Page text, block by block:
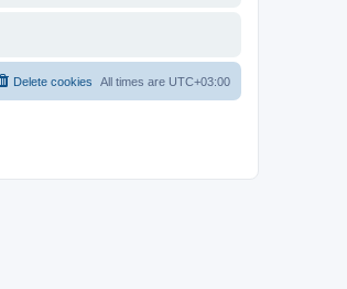
All times are UTC+03:00
Delete cookies